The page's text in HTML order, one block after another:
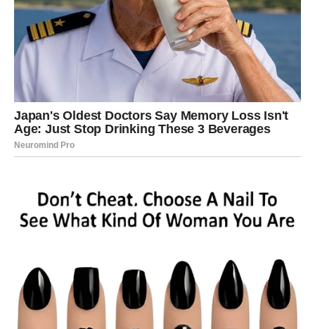
Ako ste radili tiho i strpljivo, sada dolazi potvrda.
Ako ste razmišljali o promeni posla – danas se može
pojaviti znak ili prilika.
Moguć je i manji izazov, ali vi ga rešavate hladne glave.
Vaša prednost je smirenost i praktičnost.
Ovo je dan kada shvatate da:
strpljenje nije slabost – već vaša najveća snaga.
UNUTRAŠNJI PREOKRET –
VREDNUJETE SEBE
Bik je znak koji daje sigurnost drugima, ali često zaboravi
na sopstvene potrebe. Petak 13. vas podseća da je vreme
da postavite granice.